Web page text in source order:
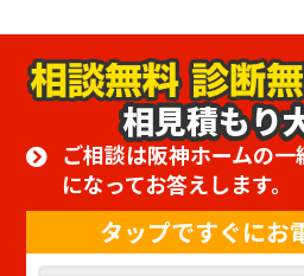
相見積もり
ご相談は阪神ホームの
になってお答えします。
タップですぐにお